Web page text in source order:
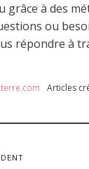
grâce à des
ou
répondre à
Articles